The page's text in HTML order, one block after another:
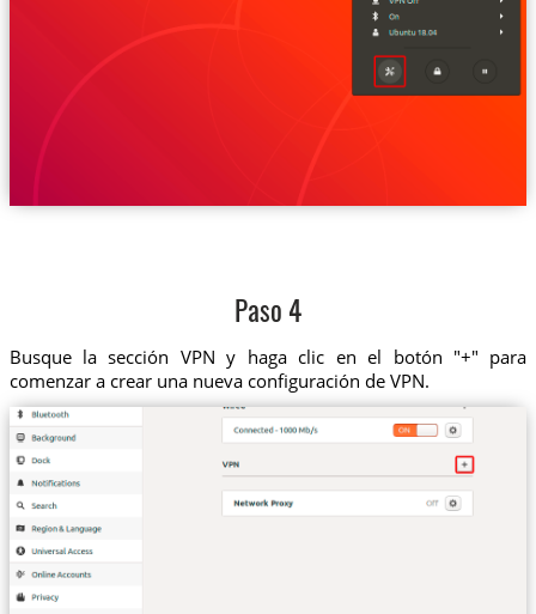
Paso 4
Busque la sección VPN y haga clic en el botón "+" para
comenzar a crear una nueva configuración de VPN.